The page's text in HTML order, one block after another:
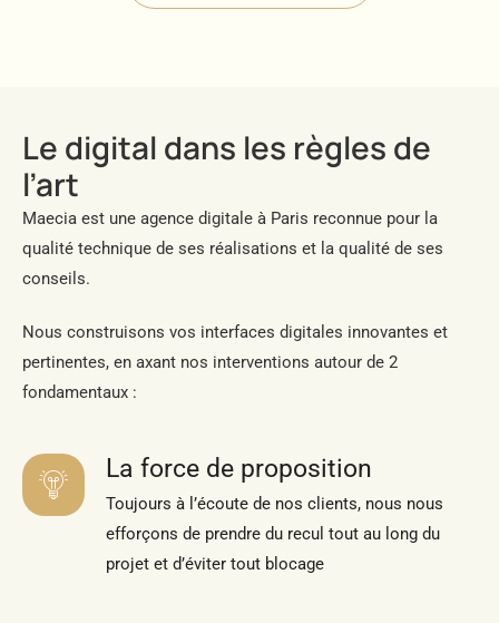
Le digital dans les règles de
l’art
Maecia est une agence digitale à Paris reconnue pour la
qualité technique de ses réalisations et la qualité de ses
conseils.
Nous construisons vos interfaces digitales innovantes et
pertinentes, en axant nos interventions autour de 2
fondamentaux :
La force de proposition
Toujours à l’écoute de nos clients, nous nous
efforçons de prendre du recul tout au long du
projet et d’éviter tout blocage